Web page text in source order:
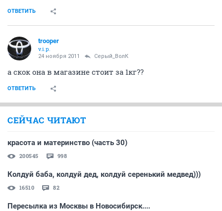
ОТВЕТИТЬ
trooper
v.i.p.
24 ноября 2011 Серый_ВолК
а скок она в магазине стоит за 1кг??
ОТВЕТИТЬ
СЕЙЧАС ЧИТАЮТ
красота и материнство (часть 30)
200545 998
Колдуй баба, колдуй дед, колдуй серенький медвед)))
16510 82
Пересылка из Москвы в Новосибирск....